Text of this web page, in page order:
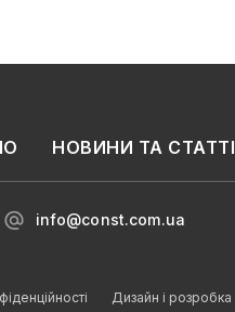
НОВИНИ ТА СТАТТІ
info@const.com.ua
Дизайн і розробка